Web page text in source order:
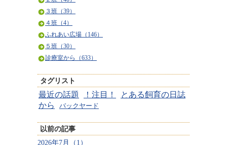
３班（39）
４班（4）
ふれあい広場（146）
５班（30）
診療室から（633）
タグリスト
最近の話題 ！注目！
とある飼育の日誌
から
バックヤード
以前の記事
2026年7月（1）